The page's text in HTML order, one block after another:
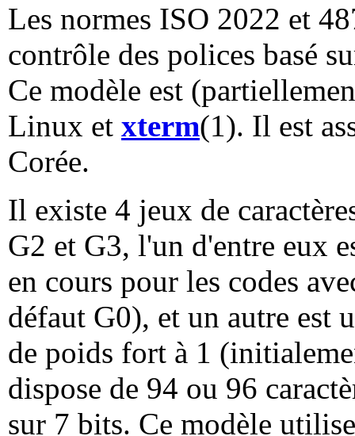
Les normes ISO 2022 et
contrôle des polices basé
Ce modèle est
Linux et xterm(1). Il est
Corée.
Il existe 4 jeux de
G2 et G3, l'un d'entre eux
en cours pour les codes
défaut G0), et un autre est
de poids fort à 1
dispose de 94 ou 96
sur 7 bits. Ce modèle